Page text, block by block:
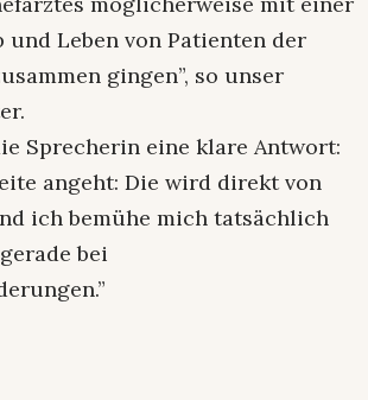
und Leben von Patienten der
gingen”, so unser
Sprecherin eine klare Antwort:
angeht: Die wird direkt von
ich bemühe mich tatsächlich
bei